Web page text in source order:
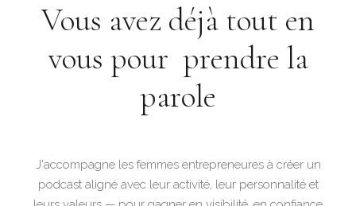
Vous avez déjà tout en
vous pour prendre la
parole
J'accompagne les femmes entrepreneures à créer un
podcast aligné avec leur activité, leur personnalité et